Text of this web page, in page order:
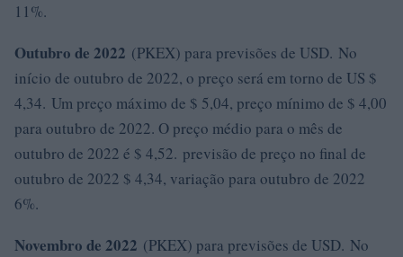
11%.
Outubro de 2022 (PKEX) para previsões de USD. No
início de outubro de 2022, o preço será em torno de US $
4,34. Um preço máximo de $ 5,04, preço mínimo de $ 4,00
para outubro de 2022. O preço médio para o mês de
outubro de 2022 é $ 4,52. previsão de preço no final de
outubro de 2022 $ 4,34, variação para outubro de 2022
6%.
Novembro de 2022 (PKEX) para previsões de USD. No